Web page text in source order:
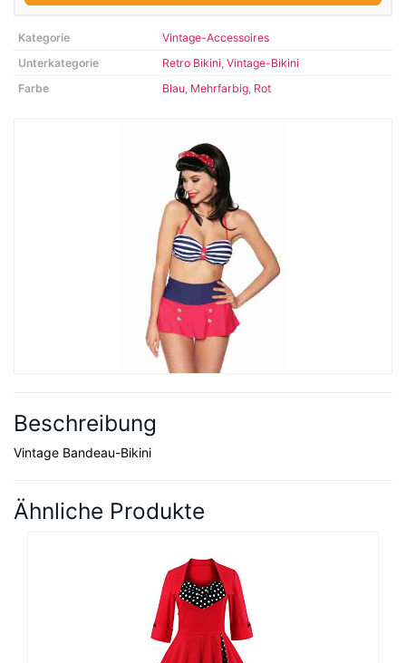
Kategorie
Vintage-Accessoires
Unterkategorie
Retro Bikini, Vintage-Bikini
Farbe
Blau, Mehrfarbig, Rot
Beschreibung
Vintage Bandeau-Bikini
Ähnliche Produkte